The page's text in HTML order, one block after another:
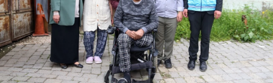
Hanönü Haberleri
İhsangazi Haberleri